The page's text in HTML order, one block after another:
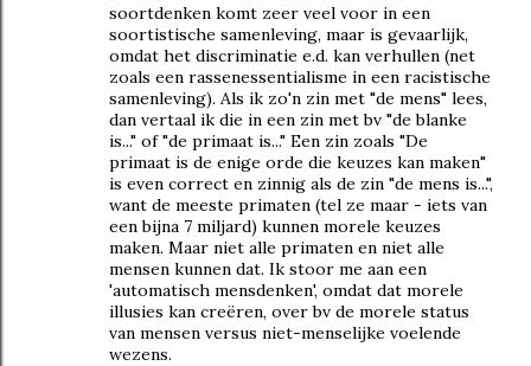
soortdenken komt zeer veel voor in een
soortistische samenleving, maar is gevaarlijk,
omdat het discriminatie e.d. kan verhullen (net
zoals een rassenessentialisme in een racistische
samenleving). Als ik zo'n zin met "de mens" lees,
dan vertaal ik die in een zin met bv "de blanke
is..." of "de primaat is..." Een zin zoals "De
primaat is de enige orde die keuzes kan maken"
is even correct en zinnig als de zin "de mens is...",
want de meeste primaten (tel ze maar - iets van
een bijna 7 miljard) kunnen morele keuzes
maken. Maar niet alle primaten en niet alle
mensen kunnen dat. Ik stoor me aan een
'automatisch mensdenken', omdat dat morele
illusies kan creëren, over bv de morele status
van mensen versus niet-menselijke voelende
wezens.